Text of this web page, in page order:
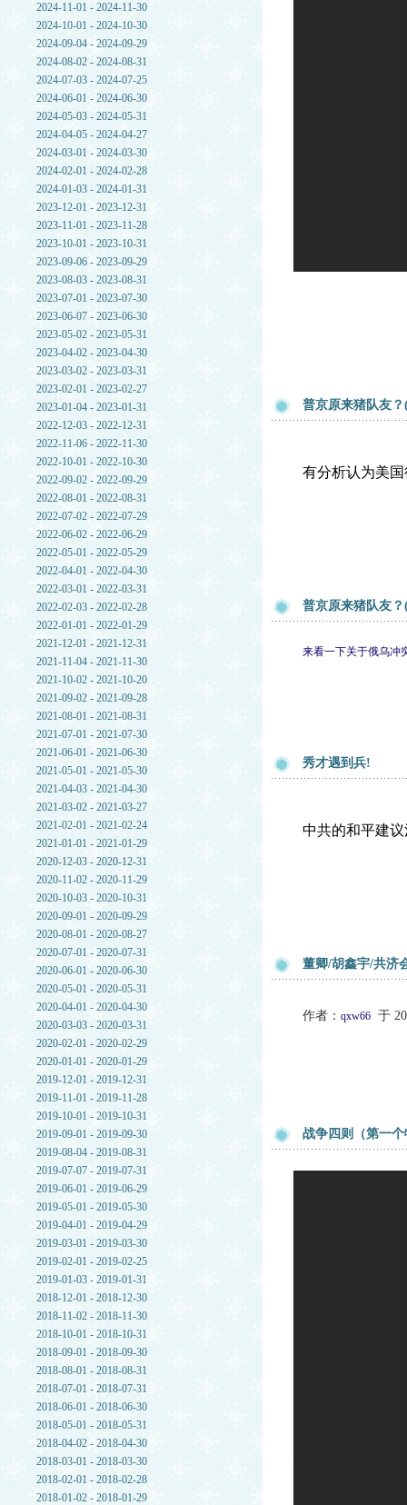
2024-11-01 - 2024-11-30
2024-10-01 - 2024-10-30
2024-09-04 - 2024-09-29
2024-08-02 - 2024-08-31
2024-07-03 - 2024-07-25
2024-06-01 - 2024-06-30
2024-05-03 - 2024-05-31
2024-04-05 - 2024-04-27
2024-03-01 - 2024-03-30
2024-02-01 - 2024-02-28
2024-01-03 - 2024-01-31
2023-12-01 - 2023-12-31
2023-11-01 - 2023-11-28
2023-10-01 - 2023-10-31
2023-09-06 - 2023-09-29
2023-08-03 - 2023-08-31
2023-07-01 - 2023-07-30
2023-06-07 - 2023-06-30
2023-05-02 - 2023-05-31
2023-04-02 - 2023-04-30
2023-03-02 - 2023-03-31
2023-02-01 - 2023-02-27
2023-01-04 - 2023-01-31
2022-12-03 - 2022-12-31
2022-11-06 - 2022-11-30
2022-10-01 - 2022-10-30
2022-09-02 - 2022-09-29
2022-08-01 - 2022-08-31
2022-07-02 - 2022-07-29
2022-06-02 - 2022-06-29
2022-05-01 - 2022-05-29
2022-04-01 - 2022-04-30
2022-03-01 - 2022-03-31
2022-02-03 - 2022-02-28
2022-01-01 - 2022-01-29
2021-12-01 - 2021-12-31
2021-11-04 - 2021-11-30
2021-10-02 - 2021-10-20
2021-09-02 - 2021-09-28
2021-08-01 - 2021-08-31
2021-07-01 - 2021-07-30
2021-06-01 - 2021-06-30
2021-05-01 - 2021-05-30
2021-04-03 - 2021-04-30
2021-03-02 - 2021-03-27
2021-02-01 - 2021-02-24
2021-01-01 - 2021-01-29
2020-12-03 - 2020-12-31
2020-11-02 - 2020-11-29
2020-10-03 - 2020-10-31
2020-09-01 - 2020-09-29
2020-08-01 - 2020-08-27
2020-07-01 - 2020-07-31
2020-06-01 - 2020-06-30
2020-05-01 - 2020-05-31
2020-04-01 - 2020-04-30
2020-03-03 - 2020-03-31
2020-02-01 - 2020-02-29
2020-01-01 - 2020-01-29
2019-12-01 - 2019-12-31
2019-11-01 - 2019-11-28
2019-10-01 - 2019-10-31
2019-09-01 - 2019-09-30
2019-08-04 - 2019-08-31
2019-07-07 - 2019-07-31
2019-06-01 - 2019-06-29
2019-05-01 - 2019-05-30
2019-04-01 - 2019-04-29
2019-03-01 - 2019-03-30
2019-02-01 - 2019-02-25
2019-01-03 - 2019-01-31
2018-12-01 - 2018-12-30
2018-11-02 - 2018-11-30
2018-10-01 - 2018-10-31
2018-09-01 - 2018-09-30
2018-08-01 - 2018-08-31
2018-07-01 - 2018-07-31
2018-06-01 - 2018-06-30
2018-05-01 - 2018-05-31
2018-04-02 - 2018-04-30
2018-03-01 - 2018-03-30
2018-02-01 - 2018-02-28
2018-01-02 - 2018-01-29
普京原来猪队友
有分析认为美
普京原来猪队友
来看一下关于俄乌冲
秀才遇到兵!
中共的和平建
董卿/胡鑫宇/共济
作者： qxw66 于
战争四则（第一